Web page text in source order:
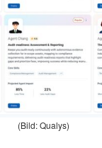
(Bild: Qualys)